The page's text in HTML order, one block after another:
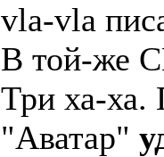
vla-vla
В той-же
Три ха-ха.
"Аватар"